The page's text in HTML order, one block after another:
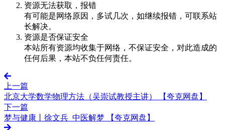
资源无法获取，报错
有可能是网络原因，多试几次，如继续报错，可联系站
长解决。
资源是否保证安全
本站所有资源均收集于网络，不保证安全，对此造成的
任何后果，本站不负任何责任。
上一篇
北京大学数学物理方法（吴崇试教授主讲） 【夸克网盘】
下一篇
梦与健康丨徐文兵_中医解梦 【夸克网盘】